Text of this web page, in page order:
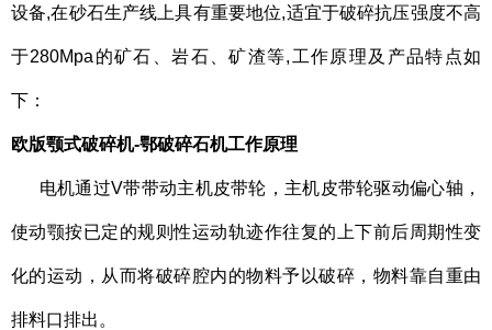
设备,在砂石生产线上具有重要地位,适宜于破碎抗压强度不高
于280Mpa的矿石、岩石、矿渣等,工作原理及产品特点如
下：
欧版颚式破碎机-鄂破碎石机工作原理
电机通过V带带动主机皮带轮，主机皮带轮驱动偏心轴，
使动颚按已定的规则性运动轨迹作往复的上下前后周期性变
化的运动，从而将破碎腔内的物料予以破碎，物料靠自重由
排料口排出。